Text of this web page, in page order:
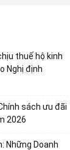
thuế hộ kinh
Nghị định
sách ưu đãi
2026
Những Doanh